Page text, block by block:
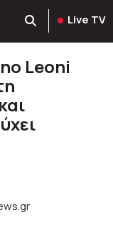
Live TV
Leoni